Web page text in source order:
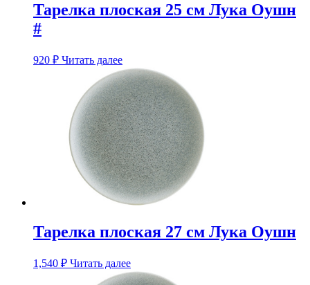
Тарелка плоская 25 см Лука Оушн
#
920 ₽ Читать далее
Тарелка плоская 27 см Лука Оушн
1,540 ₽ Читать далее